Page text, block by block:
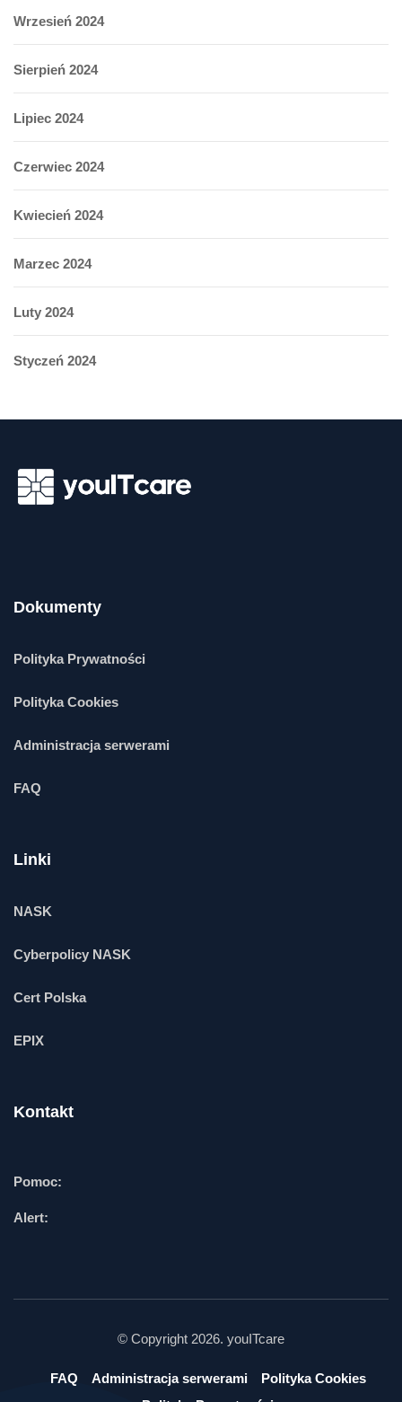
Wrzesień 2024
Sierpień 2024
Lipiec 2024
Czerwiec 2024
Kwiecień 2024
Marzec 2024
Luty 2024
Styczeń 2024
Dokumenty
Polityka Prywatności
Polityka Cookies
Administracja serwerami
FAQ
Linki
NASK
Cyberpolicy NASK
Cert Polska
EPIX
Kontakt
Pomoc:
Alert:
© Copyright 2026. youITcare
FAQ Administracja serwerami
Polityka Cookies